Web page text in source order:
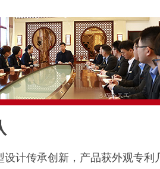
设计传承创新，产品获外观专利